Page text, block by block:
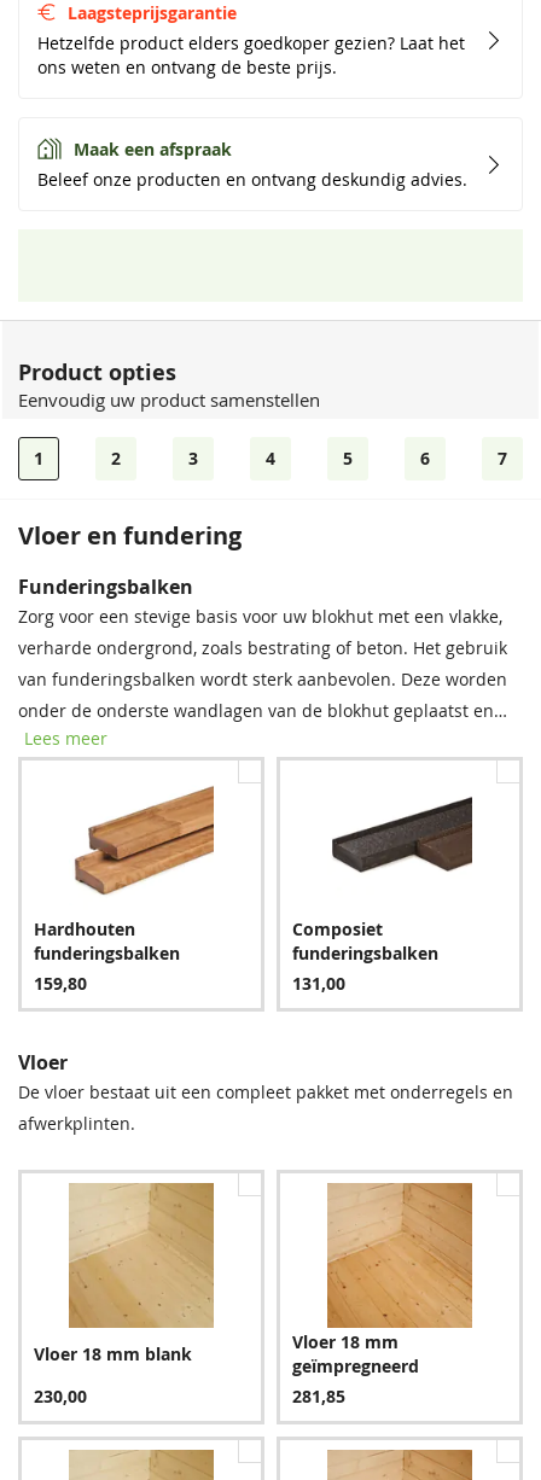
Laagsteprijsgarantie
Hetzelfde product elders goedkoper gezien? Laat het
ons weten en ontvang de beste prijs.
Maak een afspraak
Beleef onze producten en ontvang deskundig advies.
Product opties
Eenvoudig uw product samenstellen
1 2 3 4 5 6 7
Vloer en fundering
Onze spijkerset bevat zowel spijkers als asfaltnagels voor het
monteren van dakplanken en dakbedekking. De bitumenkit is
ideaal voor het afdichten van overlappen bij dakleer en
shingles.
24,95
9,60
Tegen meerprijs kunt u bij dit product dakshingles bestellen.
Deze bitumen dakbedekking is uitermate geschikt voor het
waterdicht afwerken van uw (hellende) dak, om zo de
levensduur van uw tuinverblijf te verlengen.
127,80
127,80
Blauw
151,80
Funderingsbalken
Zorg voor een stevige basis voor uw blokhut met een vlakke,
verharde ondergrond, zoals bestrating of beton. Het gebruik
van funderingsbalken wordt sterk aanbevolen. Deze worden
onder de onderste wandlagen van de blokhut geplaatst en
bieden essentiële bescherming tegen regenwater, vocht en
levensduur van uw blokhut aanzienlijk.
Lees meer
Hardhouten
funderingsbalken
159,80
Composiet
funderingsbalken
131,00
Vloer
De vloer bestaat uit een compleet pakket met onderregels en
afwerkplinten.
Vloer 18 mm blank
230,00
Vloer 18 mm
geïmpregneerd
281,85